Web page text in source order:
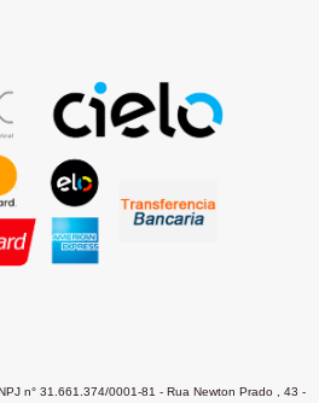
n° 31.661.374/0001-81 - Rua Newton Prado , 43 -